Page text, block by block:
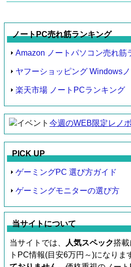
ノートPC売れ筋ランキング
Amazon ノートパソコン売れ筋
ヤフーショッピング Windows
楽天市場 ノートPCランキング
今週のWEB限定レノ
PICK UP
ゲーミングPC 選び方ガイド
ゲーミングモニターの選び方
当サイトについて
当サイトでは、 人気スペック搭
トPC情報(目安6万円～)になりま